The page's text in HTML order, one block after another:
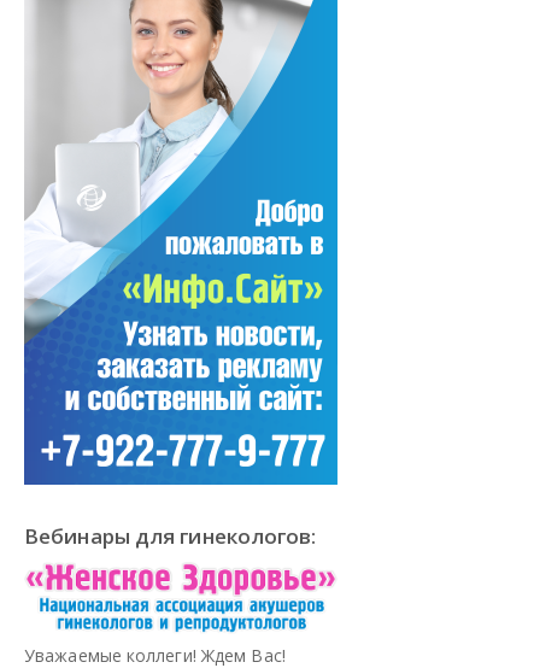
Вебинары для гинекологов:
Уважаемые коллеги! Ждем Вас!